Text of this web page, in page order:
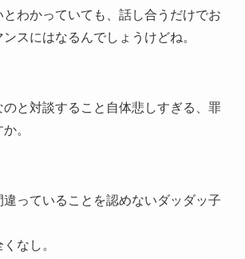
とわかっていても、話し合うだけでお
スにはなるんでしょうけどね。
と対談すること自体悲しすぎる、罪
。
っていることを認めないダッダッ子
なし。